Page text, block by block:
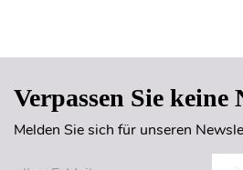
Verpassen Sie keine
Melden Sie sich für unseren